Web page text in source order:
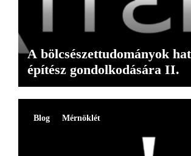
A bölcsészettudományok
építész gondolkodására II.
Blog Mérnöklét